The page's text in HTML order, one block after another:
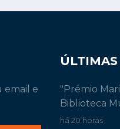
email e
"Prémio
Biblioteca
há 20 horas